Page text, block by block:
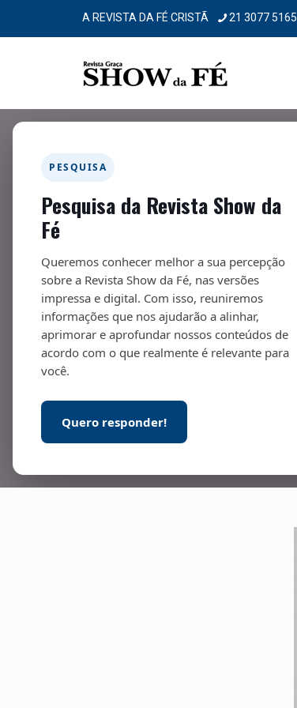
A REVISTA DA FÉ CRISTÃ 21 3077 5165
PESQUISA
Pesquisa da Revista Show da
Fé
Queremos conhecer melhor a sua percepção
sobre a Revista Show da Fé, nas versões
impressa e digital. Com isso, reuniremos
informações que nos ajudarão a alinhar,
aprimorar e aprofundar nossos conteúdos de
acordo com o que realmente é relevante para
você.
Quero responder!
Ganhando almas